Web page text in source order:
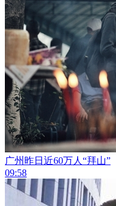
广州昨日近60万人“拜山”
09:58